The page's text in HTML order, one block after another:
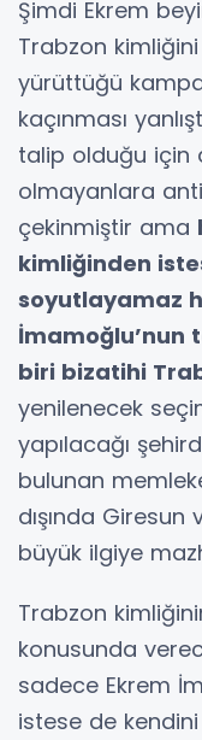
Şimdi Ekrem
Trabzon
yürüttüğü
kaçınması
talip olduğu için
olmayanlara
çekinmiştir ama
kimliğinden
soyutlayamaz
İmamoğlu’nun
biri bizatihi
yenilenecek
yapılacağı
bulunan
dışında Giresun
büyük ilgiye
Trabzon
konusunda
sadece Ekrem
istese de